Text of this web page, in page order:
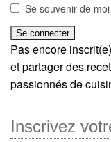
Se souvenir de moi
Pas encore
et partager des
passionnés de
Inscrivez